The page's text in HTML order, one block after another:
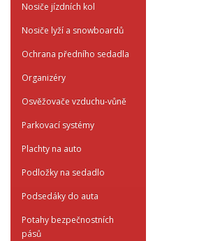
Nosiče jízdních kol
Nosiče lyží a snowboardů
Ochrana předního sedadla
Organizéry
Osvěžovače vzduchu-vůně
Parkovací systémy
Plachty na auto
Podložky na sedadlo
Podsedáky do auta
Potahy bezpečnostních
pásů